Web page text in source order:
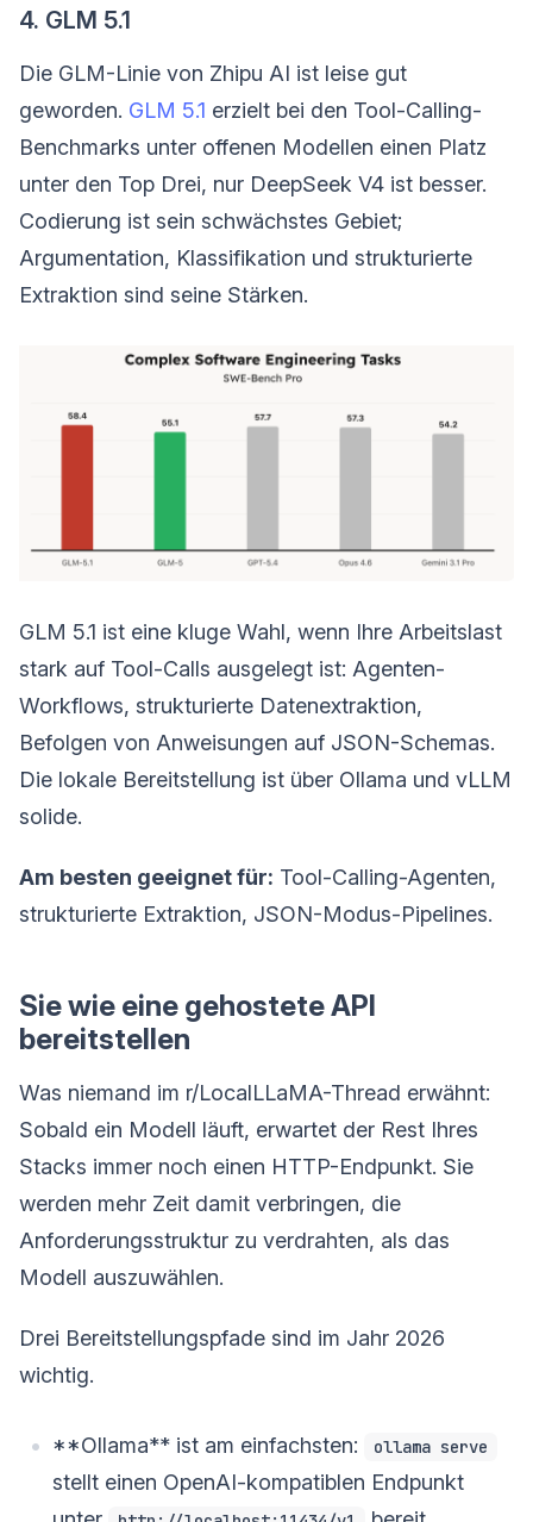
4. GLM 5.1
Die GLM-Linie von Zhipu AI ist leise gut
geworden. GLM 5.1 erzielt bei den Tool-Calling-
Benchmarks unter offenen Modellen einen Platz
unter den Top Drei, nur DeepSeek V4 ist besser.
Codierung ist sein schwächstes Gebiet;
Argumentation, Klassifikation und strukturierte
Extraktion sind seine Stärken.
GLM 5.1 ist eine kluge Wahl, wenn Ihre Arbeitslast
stark auf Tool-Calls ausgelegt ist: Agenten-
Workflows, strukturierte Datenextraktion,
Befolgen von Anweisungen auf JSON-Schemas.
Die lokale Bereitstellung ist über Ollama und vLLM
solide.
Am besten geeignet für: Tool-Calling-Agenten,
strukturierte Extraktion, JSON-Modus-Pipelines.
Sie wie eine gehostete API
bereitstellen
Was niemand im r/LocalLLaMA-Thread erwähnt:
Sobald ein Modell läuft, erwartet der Rest Ihres
Stacks immer noch einen HTTP-Endpunkt. Sie
werden mehr Zeit damit verbringen, die
Anforderungsstruktur zu verdrahten, als das
Modell auszuwählen.
Drei Bereitstellungspfade sind im Jahr 2026
wichtig.
**Ollama** ist am einfachsten: ollama serve
stellt einen OpenAI-kompatiblen Endpunkt